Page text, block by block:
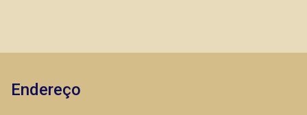
Endereço